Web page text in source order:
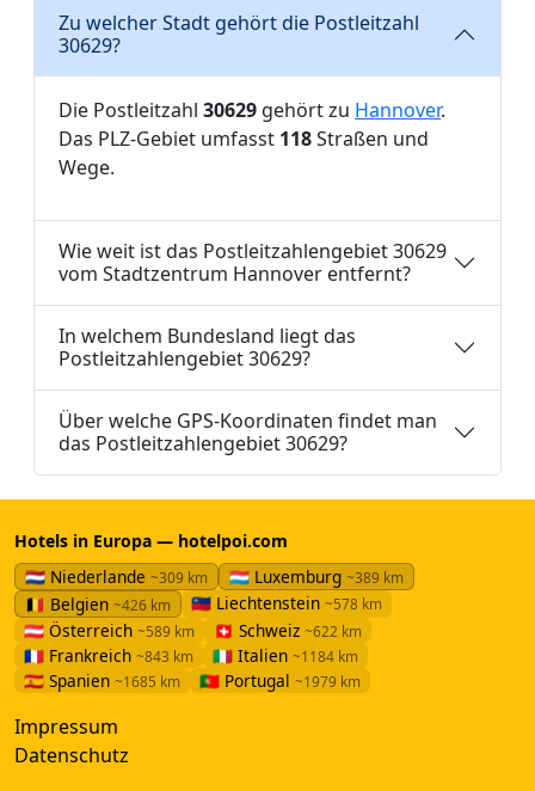
Zu welcher Stadt gehört die Postleitzahl
30629?
Die Postleitzahl 30629 gehört zu Hannover.
Das PLZ-Gebiet umfasst 118Straßen und
Wege.
Wie weit ist das Postleitzahlengebiet 30629
vom Stadtzentrum Hannover entfernt?
In welchem Bundesland liegt das
Postleitzahlengebiet 30629?
Über welche GPS-Koordinaten findet man
das Postleitzahlengebiet 30629?
Hotels in Europa — hotelpoi.com
🇳🇱 Niederlande ~309 km 🇱🇺 Luxemburg ~389 km
🇧🇪 Belgien ~426 km 🇱🇮 Liechtenstein ~578 km
🇦🇹 Österreich ~589 km 🇨🇭 Schweiz ~622 km
🇫🇷 Frankreich ~843 km 🇮🇹 Italien ~1184 km
🇪🇸 Spanien ~1685 km 🇵🇹 Portugal ~1979 km
Impressum
Datenschutz